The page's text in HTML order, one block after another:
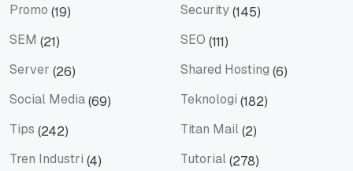
Promo (19) Security(145)
SEM (21) SEO (111)
Server (26) Shared Hosting (6)
Social Media(69) Teknologi (182)
Tips (242) Titan Mail(2)
Tren Industri (4) Tutorial(278)